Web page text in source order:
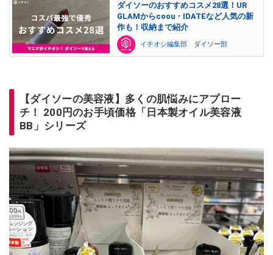
ダイソーのおすすめコスメ28選！UR
GLAMからcoou・IDATEなど人気の新
作も！収納まで紹介
イチオシ編集部 ダイソー部
【ダイソーの美容液】多くの肌悩みにアプロー
チ！ 200円のお手頃価格「日本製オイル美容液
BB」シリーズ